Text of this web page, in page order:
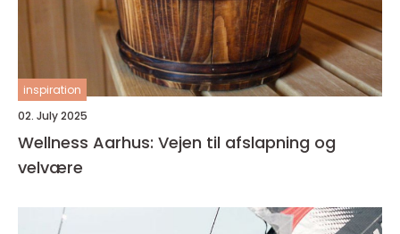
inspiration
02. July 2025
Wellness Aarhus: Vejen til afslapning og
velvære